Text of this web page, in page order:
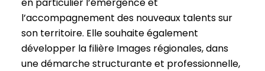
l’accompagnement des nouveaux talents sur
son territoire. Elle souhaite également
développer la filière Images régionales, dans
une démarche structurante et professionnelle,